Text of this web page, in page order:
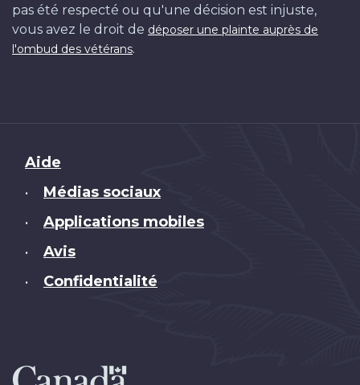
pas été respecté ou qu'une décision est injuste,
vous avez le droit de déposer une plainte auprès de
l'ombud des vétérans.
Brand
Aide
• Médias sociaux
• Applications mobiles
• Avis
• Confidentialité